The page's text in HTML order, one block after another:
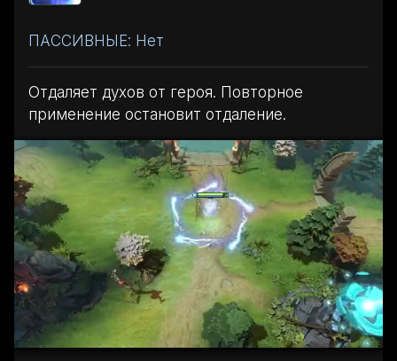
ПАССИВНЫЕ: Нет
Отдаляет духов от героя. Повторное
применение остановит отдаление.